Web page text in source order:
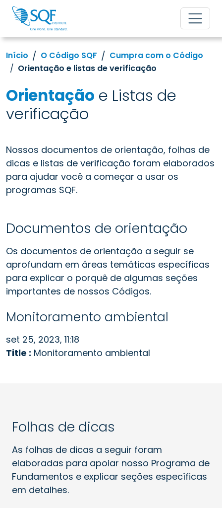
Início O Código SQF
Cumpra com o Código
Orientação e listas de verificação
Orientação e Listas de
verificação
Nossos documentos de orientação, folhas de
dicas e listas de verificação foram elaborados
para ajudar você a começar a usar os
programas SQF.
Documentos de orientação
Os documentos de orientação a seguir se
aprofundam em áreas temáticas específicas
para explicar o porquê de algumas seções
importantes de nossos Códigos.
Monitoramento ambiental
set 25, 2023, 11:18
Title : Monitoramento ambiental
Folhas de dicas
As folhas de dicas a seguir foram
elaboradas para apoiar nosso Programa de
Fundamentos e explicar seções específicas
em detalhes.